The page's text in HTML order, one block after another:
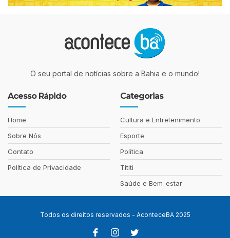
O seu portal de notícias sobre a Bahia e o mundo!
Acesso Rápido
Home
Sobre Nós
Contato
Política de Privacidade
Categorias
Cultura e Entretenimento
Esporte
Política
Tititi
Saúde e Bem-estar
Todos os direitos reservados - AconteceBA 2025